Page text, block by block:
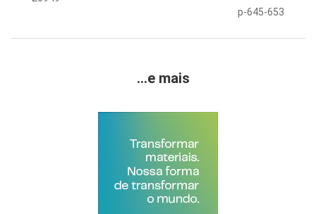
p-645-653
...e mais